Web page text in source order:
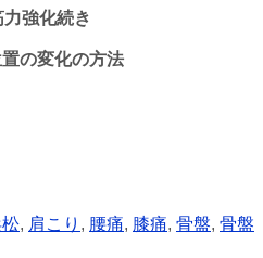
化続き
変化の方法
, 肩こり , 腰痛, 膝痛, 骨盤, 骨盤